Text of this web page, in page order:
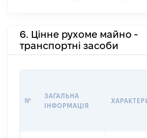
6. Цінне рухоме майно -
транспортні засоби
№
ЗАГАЛЬНА
ІНФОРМАЦІЯ